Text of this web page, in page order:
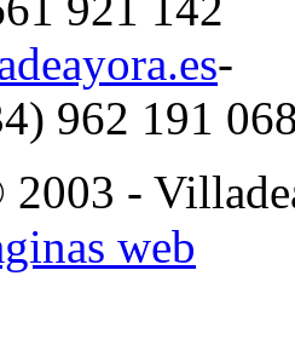
-
962 191
-
web